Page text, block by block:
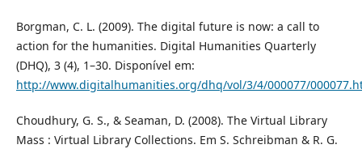
Borgman, C. L. (2009). The digital future is now: a call to
action for the humanities. Digital Humanities Quarterly
(DHQ), 3 (4), 1–30. Disponível em:
http://www.digitalhumanities.org/dhq/vol/3/4/000077/
Choudhury, G. S., & Seaman, D. (2008). The Virtual Library
Mass : Virtual Library Collections. Em S. Schreibman & R. G.